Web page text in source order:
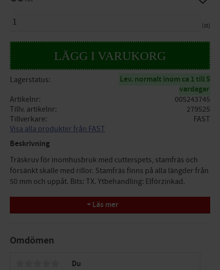
st
Lagerstatus
Lev. normalt inom ca 1 till 5
vardagar
Artikelnr
005243745
Tillv. artikelnr
279525
Tillverkare
FAST
Visa alla produkter från FAST
Beskrivning
Träskruv för inomhusbruk med cutterspets, stamfräs och
försänkt skalle med rillor. Stamfräs finns på alla längder från
50 mm och uppåt. Bits: TX. Ytbehandling: Elförzinkad.
Specifikationer
Bits Torx: T10. 3,5x25mm
+ Läs mer
Omdömen
Du